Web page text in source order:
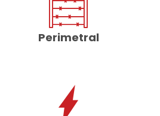
Perimetral